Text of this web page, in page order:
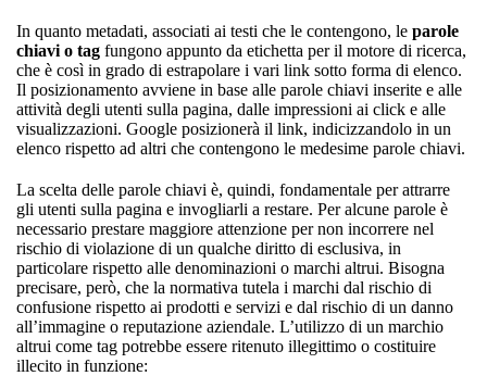
In quanto metadati, associati ai testi che le contengono, le parole
chiavi o tag fungono appunto da etichetta per il motore di ricerca,
che è così in grado di estrapolare i vari link sotto forma di elenco.
Il posizionamento avviene in base alle parole chiavi inserite e alle
attività degli utenti sulla pagina, dalle impressioni ai click e alle
visualizzazioni. Google posizionerà il link, indicizzandolo in un
elenco rispetto ad altri che contengono le medesime parole chiavi.
La scelta delle parole chiavi è, quindi, fondamentale per attrarre
gli utenti sulla pagina e invogliarli a restare. Per alcune parole è
necessario prestare maggiore attenzione per non incorrere nel
rischio di violazione di un qualche diritto di esclusiva, in
particolare rispetto alle denominazioni o marchi altrui. Bisogna
precisare, però, che la normativa tutela i marchi dal rischio di
confusione rispetto ai prodotti e servizi e dal rischio di un danno
all’immagine o reputazione aziendale. L’utilizzo di un marchio
altrui come tag potrebbe essere ritenuto illegittimo o costituire
illecito in funzione: